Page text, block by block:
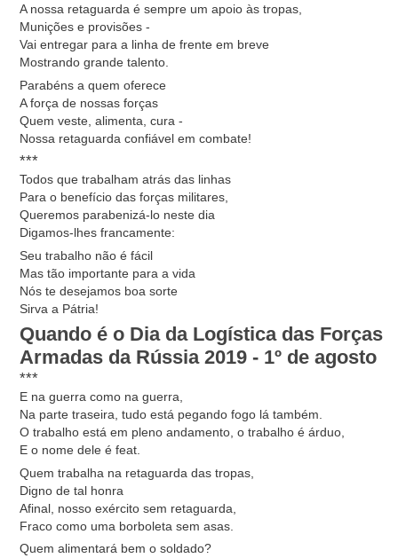
A nossa retaguarda é sempre um apoio às tropas,
Munições e provisões -
Vai entregar para a linha de frente em breve
Mostrando grande talento.
Parabéns a quem oferece
A força de nossas forças
Quem veste, alimenta, cura -
Nossa retaguarda confiável em combate!
***
Todos que trabalham atrás das linhas
Para o benefício das forças militares,
Queremos parabenizá-lo neste dia
Digamos-lhes francamente:
Seu trabalho não é fácil
Mas tão importante para a vida
Nós te desejamos boa sorte
Sirva a Pátria!
Quando é o Dia da Logística das Forças
Armadas da Rússia 2019 - 1º de agosto
***
E na guerra como na guerra,
Na parte traseira, tudo está pegando fogo lá também.
O trabalho está em pleno andamento, o trabalho é árduo,
E o nome dele é feat.
Quem trabalha na retaguarda das tropas,
Digno de tal honra
Afinal, nosso exército sem retaguarda,
Fraco como uma borboleta sem asas.
Quem alimentará bem o soldado?